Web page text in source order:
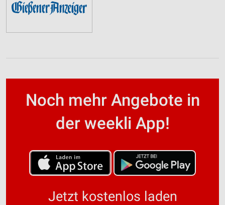
Noch mehr Angebote in
der weekli App!
Jetzt kostenlos laden